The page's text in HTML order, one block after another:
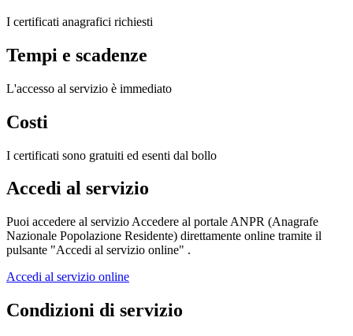
I certificati anagrafici richiesti
Tempi e scadenze
L'accesso al servizio è immediato
Costi
I certificati sono gratuiti ed esenti dal bollo
Accedi al servizio
Puoi accedere al servizio Accedere al portale ANPR (Anagrafe
Nazionale Popolazione Residente) direttamente online tramite il
pulsante "Accedi al servizio online" .
Accedi al servizio online
Condizioni di servizio